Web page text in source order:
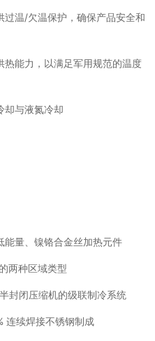
过温/欠温保护，确保产品安全和
热能力，以满足军用规范的温度
与液氮冷却
能量、镍铬合金丝加热元件
两种区域类型
封闭压缩机的级联制冷系统
连续焊接不锈钢制成